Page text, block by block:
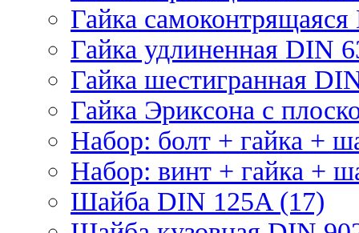
Гайка
Гайка удлиненная DIN
Гайка шестигранная
Гайка Эриксона с
Набор: болт + гайка +
Набор: винт + гайка +
Шайба DIN 125A (17)